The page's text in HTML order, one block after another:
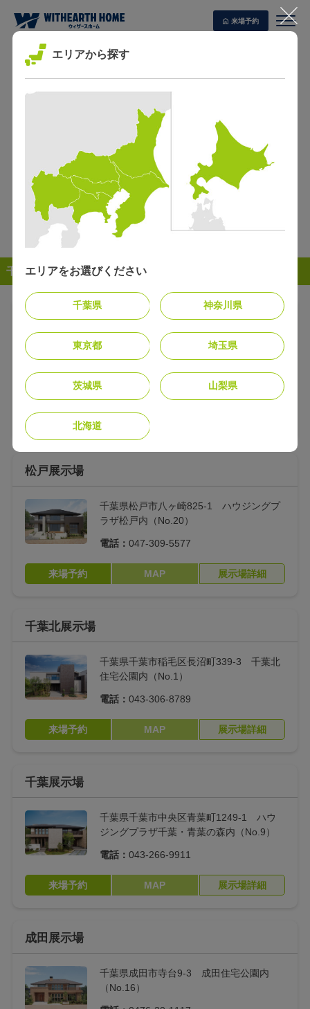
来場予約
WITHEARTH HOME の BEST PLAN
エリア限定商品
展示場一覧
エリアから探す
現在地から探す
条件から探す
千葉県の展示場
柏展示場
千葉県柏市新十余二15-2 住まいるパーク
電話： 04-7135-7181
来場予約 MAP
松戸展示場
千葉県松戸市八ヶ崎825-1 ハウジングプ
ラザ松戸内（No.20）
電話： 047-309-5577
来場予約 MAP 展示場詳細
千葉北展示場
千葉県千葉市稲毛区長沼町339-3 千葉北
住宅公園内（No.1）
電話： 043-306-8789
来場予約 MAP 展示場詳細
千葉展示場
千葉県千葉市中央区青葉町1249-1 ハウ
ジングプラザ千葉・青葉の森内（No.9）
電話： 043-266-9911
来場予約 MAP 展示場詳細
成田展示場
千葉県成田市寺台9-3 成田住宅公園内
（No.16）
新生活様式の暮らし 3階建の暮らし
らし
ラグジュアリーな暮
暮らし
機能
全館空調の家 ゼロエネルギーの家
制震住宅
災害に備える家
デザイン
Contemporary Traditional
INTERIOR Modern
Dark Tone
Dark Tone
内観・画像から探す
おでかけクローク のきしたテラス
陽だまりデッキ
（洗濯動線）
くつろぎプラス ディスプレイシェル
オートクリーナーピ
ライトコントロール
mini菜園
マルチアトリエ ソラなかバルコニー
巣ごもりルーム（高
タテナガ寝室
どこでも置き畳
収納コンサルティン
グ
スムーズドレッサー
エリアから探す
エリアをお選びください
千葉県 神奈川県
東京都 埼玉県
茨城県 山梨県
北海道